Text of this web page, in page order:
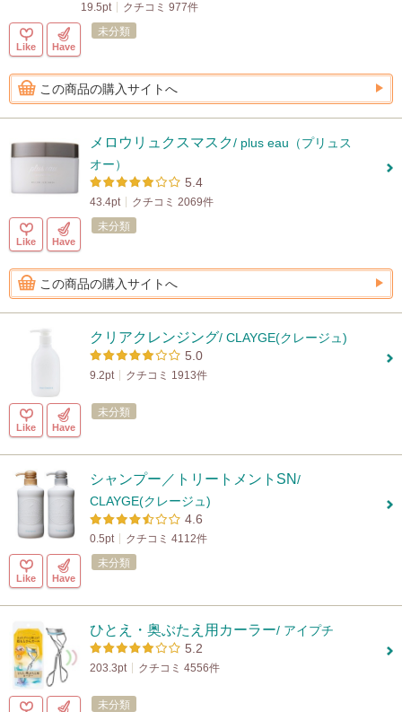
19.5pt クチコミ 977件
Like Have
未分類
この商品の購入サイトへ
メロウリュクスマスク/ plus eau（プリュス
オー）
5.4
43.4pt クチコミ 2069件
Like Have
未分類
この商品の購入サイトへ
クリアクレンジング/ CLAYGE(クレージュ)
5.0
9.2pt クチコミ 1913件
Like Have
未分類
シャンプー／トリートメントSN/
CLAYGE(クレージュ)
4.6
0.5pt クチコミ 4112件
Like Have
未分類
ひとえ・奥ぶたえ用カーラー/ アイプチ
5.2
203.3pt クチコミ 4556件
未分類